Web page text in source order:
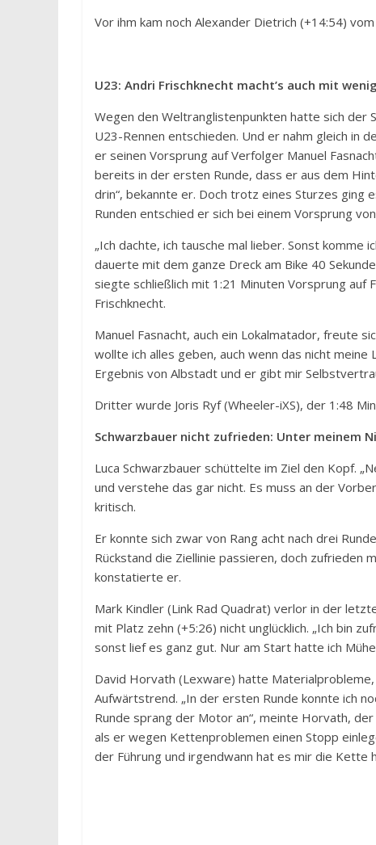
Vor ihm kam noch Alexander Dietrich (+14:54)
U23: Andri Frischknecht macht’s auch mit
Wegen den Weltranglistenpunkten hatte sich der
U23-Rennen entschieden. Und er nahm gleich in
er seinen Vorsprung auf Verfolger Manuel
bereits in der ersten Runde, dass er aus dem
drin“, bekannte er. Doch trotz eines Sturzes
Runden entschied er sich bei einem Vorsprung
„Ich dachte, ich tausche mal lieber. Sonst komme
dauerte mit dem ganze Dreck am Bike 40
siegte schließlich mit 1:21 Minuten Vorsprung auf
Frischknecht.
Manuel Fasnacht, auch ein Lokalmatador, freute
wollte ich alles geben, auch wenn das nicht
Ergebnis von Albstadt und er gibt mir
Dritter wurde Joris Ryf (Wheeler-iXS), der 1:48
Schwarzbauer nicht zufrieden: Unter meinem
Luca Schwarzbauer schüttelte im Ziel den Kopf.
und verstehe das gar nicht. Es muss an der
kritisch.
Er konnte sich zwar von Rang acht nach drei
Rückstand die Ziellinie passieren, doch zufrieden
konstatierte er.
Mark Kindler (Link Rad Quadrat) verlor in der
mit Platz zehn (+5:26) nicht unglücklich. „Ich bin
sonst lief es ganz gut. Nur am Start hatte ich
David Horvath (Lexware) hatte
Aufwärtstrend. „In der ersten Runde konnte ich
Runde sprang der Motor an“, meinte Horvath,
als er wegen Kettenproblemen einen Stopp
der Führung und irgendwann hat es mir die Kette